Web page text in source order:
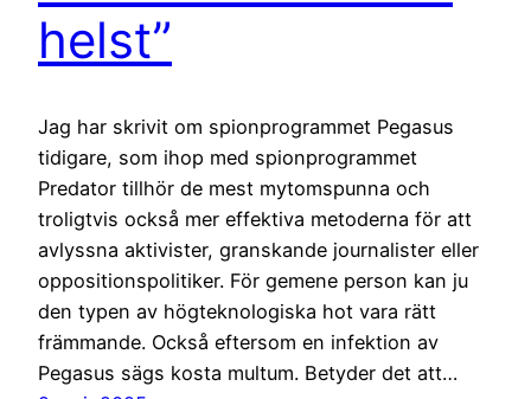
helst”
Jag har skrivit om spionprogrammet Pegasus
tidigare, som ihop med spionprogrammet
Predator tillhör de mest mytomspunna och
troligtvis också mer effektiva metoderna för att
avlyssna aktivister, granskande journalister eller
oppositionspolitiker. För gemene person kan ju
den typen av högteknologiska hot vara rätt
främmande. Också eftersom en infektion av
Pegasus sägs kosta multum. Betyder det att…